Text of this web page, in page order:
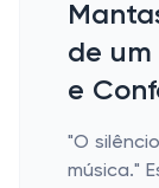
de um
e
"O
música."